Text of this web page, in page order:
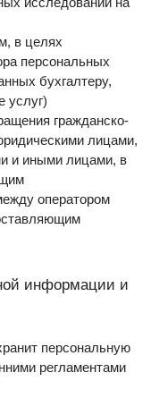
в целях
персональных
бухгалтеру,
услуг)
гражданско-
лицами,
и иными лицами, в
оператором
информации и
персональную
регламентами